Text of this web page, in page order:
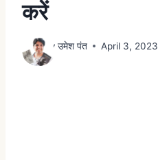
करें
By उमेश पंत April 3, 2023